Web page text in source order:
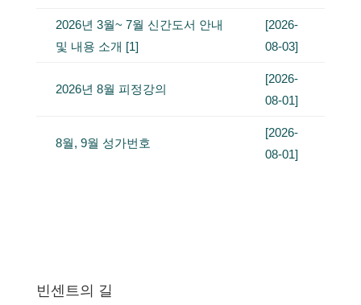
2026년 3월~ 7월 신간도서 안내
및 내용 소개 [1]
[2026-
08-03]
2026년 8월 피정강의
[2026-
08-01]
8월, 9월 성가번호
[2026-
08-01]
빈센트의 길